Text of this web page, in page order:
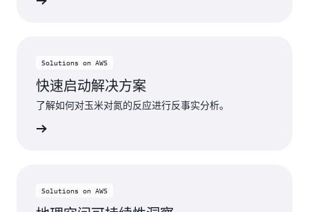
Solutions on AWS
快速启动解决方案
了解如何对玉米对氮的反应进行反事实分析。
Solutions on AWS